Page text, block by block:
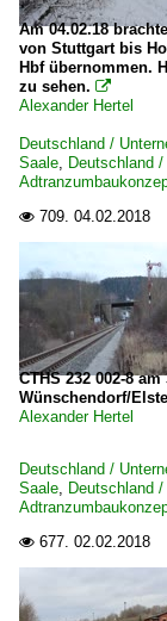
BR 86
BR
Dampfloks
BR
Dieselloks
1 201
1 202
1 203
1 204
1 212
1 218
1 218
1 218
Am 04.02.18
von Stuttgart bis
Hbf übernommen.
zu sehen. 
Alexander Hertel
Deutschland /
Saale, Deutschland
 709. 04.02.2018
CTHS 232 002-8
Wünschendorf/
Alexander Hertel
Deutschland /
Saale, Deutschland
 677. 02.02.2018